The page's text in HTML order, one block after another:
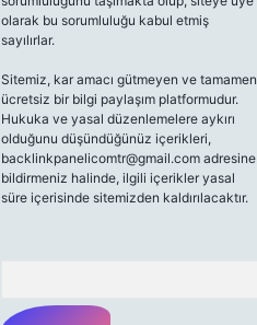
olarak bu sorumluluğu kabul etmiş
sayılırlar.
Sitemiz, kar amacı gütmeyen ve tamamen
ücretsiz bir bilgi paylaşım platformudur.
Hukuka ve yasal düzenlemelere aykırı
olduğunu düşündüğünüz içerikleri,
backlinkpanelicomtr@gmail.comadresine
bildirmeniz halinde, ilgili içerikler yasal
süre içerisinde sitemizden kaldırılacaktır.